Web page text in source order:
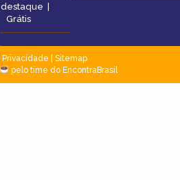
destaque
Grátis
Privacidade
Sitemap
pelo time do EncontraBrasil